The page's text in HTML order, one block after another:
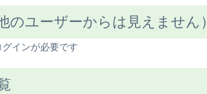
のユーザーからは見えません）
インが必要です